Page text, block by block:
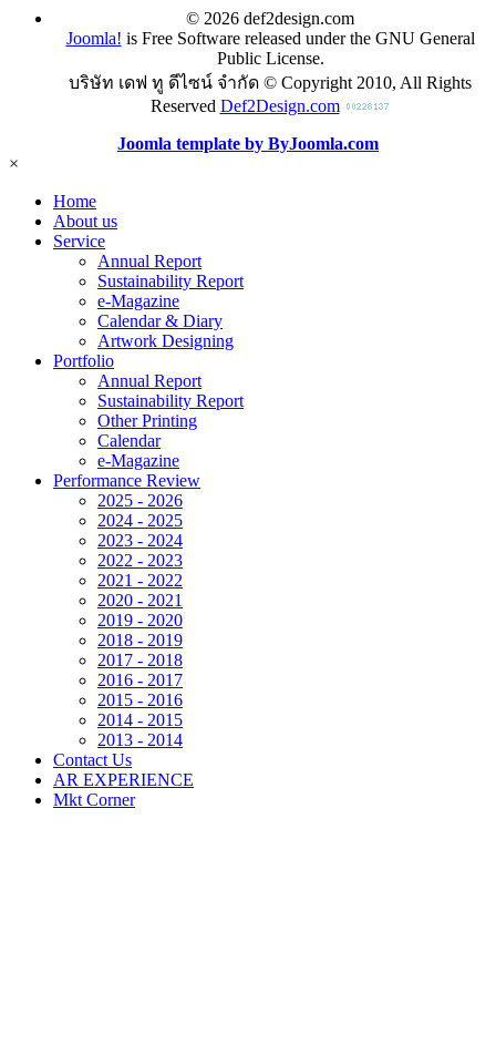
© 2026 def2design.com
Joomla! is Free Software released under the GNU General
Public License.
บริษัท เดฟ ทู ดีไซน์ จำกัด © Copyright 2010, All Rights
Reserved Def2Design.com
Joomla template by ByJoomla.com
×
Home
About us
Service
Annual Report
Sustainability Report
e-Magazine
Calendar & Diary
Artwork Designing
Portfolio
Annual Report
Sustainability Report
Other Printing
Calendar
e-Magazine
Performance Review
2025 - 2026
2024 - 2025
2023 - 2024
2022 - 2023
2021 - 2022
2020 - 2021
2019 - 2020
2018 - 2019
2017 - 2018
2016 - 2017
2015 - 2016
2014 - 2015
2013 - 2014
Contact Us
AR EXPERIENCE
Mkt Corner